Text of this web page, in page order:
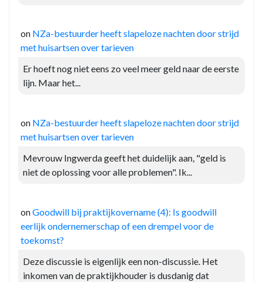
on NZa-bestuurder heeft slapeloze nachten door strijd
met huisartsen over tarieven
Er hoeft nog niet eens zo veel meer geld naar de eerste
lijn. Maar het...
on NZa-bestuurder heeft slapeloze nachten door strijd
met huisartsen over tarieven
Mevrouw Ingwerda geeft het duidelijk aan, "geld is
niet de oplossing voor alle problemen". Ik...
onGoodwill bij praktijkovername (4): Is goodwill
eerlijk ondernemerschap of een drempel voor de
toekomst?
Deze discussie is eigenlijk een non-discussie. Het
inkomen van de praktijkhouder is dusdanig dat